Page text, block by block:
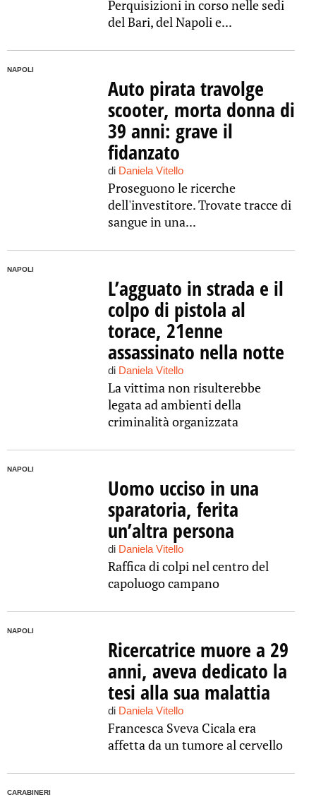
Perquisizioni in corso nelle sedi
del Bari, del Napoli e...
NAPOLI
Auto pirata travolge
scooter, morta donna di
39 anni: grave il
fidanzato
di Daniela Vitello
Proseguono le ricerche
dell'investitore. Trovate tracce di
sangue in una...
NAPOLI
L’agguato in strada e il
colpo di pistola al
torace, 21enne
assassinato nella notte
di Daniela Vitello
La vittima non risulterebbe
legata ad ambienti della
criminalità organizzata
NAPOLI
Uomo ucciso in una
sparatoria, ferita
un’altra persona
di Daniela Vitello
Raffica di colpi nel centro del
capoluogo campano
NAPOLI
Ricercatrice muore a 29
anni, aveva dedicato la
tesi alla sua malattia
di Daniela Vitello
Francesca Sveva Cicala era
affetta da un tumore al cervello
CARABINERI